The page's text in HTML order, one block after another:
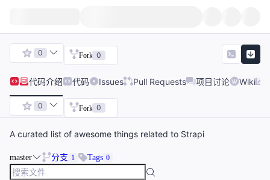
0 Fork 0
代码介绍 代码 Issues Pull Requests 项目讨论 Wiki
0 Fork 0
A curated list of awesome things related to Strapi
master 分支 1 Tags 0